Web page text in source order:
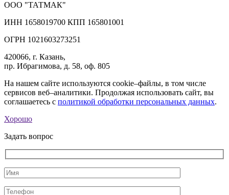
ООО "ТАТМАК"
ИНН 1658019700 КПП 165801001
ОГРН 1021603273251
420066, г. Казань,
пр. Ибрагимова, д. 58, оф. 805
На нашем сайте используются cookie–файлы, в том числе
сервисов веб–аналитики. Продолжая использовать сайт, вы
соглашаетесь с политикой обработки персональных данных.
Хорошо
Задать вопрос